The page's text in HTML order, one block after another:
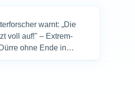
warnt: „Die
voll auf!" – Extrem-
ohne Ende in